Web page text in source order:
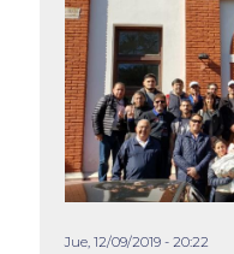
Jue, 12/09/2019 - 20:22